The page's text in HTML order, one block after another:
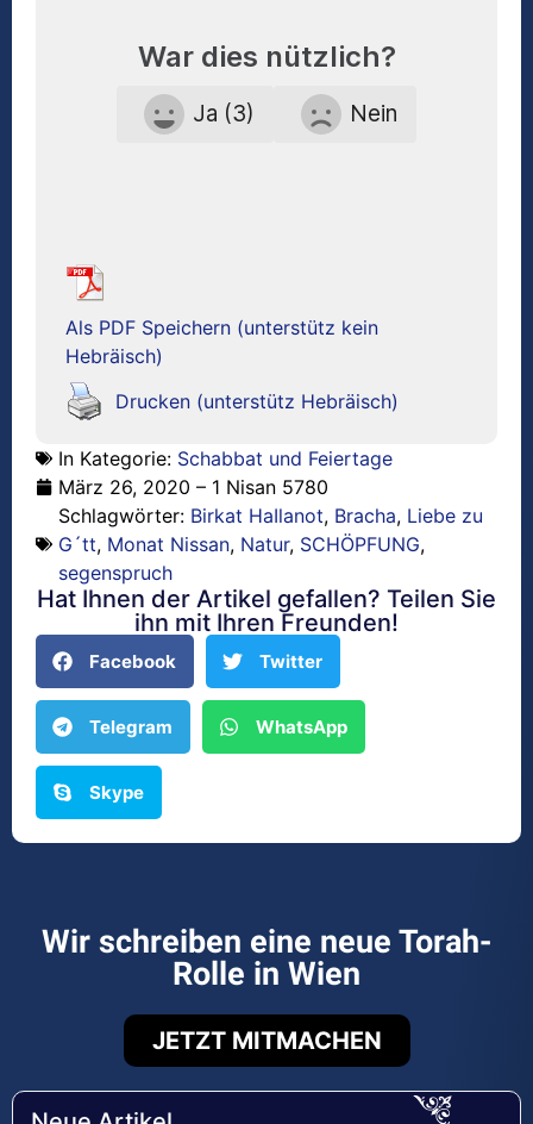
War dies nützlich?
Ja (3) Nein
Als PDF Speichern (unterstütz kein
Hebräisch)
Drucken (unterstütz Hebräisch)
In Kategorie: Schabbat und Feiertage
März 26, 2020 – 1 Nisan 5780
Schlagwörter: Birkat HaIlanot, Bracha, Liebe zu
G´tt, Monat Nissan, Natur, SCHÖPFUNG,
segenspruch
Hat Ihnen der Artikel gefallen? Teilen Sie
ihn mit Ihren Freunden!
Facebook Twitter
Telegram WhatsApp
Skype
Wir schreiben eine neue Torah-
Rolle in Wien
JETZT MITMACHEN